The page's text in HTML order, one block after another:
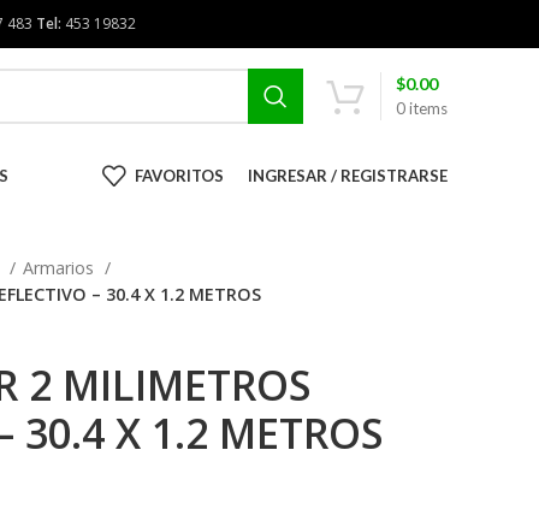
483 Tel: 453 19832
0items
$0.00
FAVORITOS INGRESAR / REGISTRARSE
Armarios
– 30.4 X 1.2 METROS
2 MILIMETROS
30.4 X 1.2 METROS